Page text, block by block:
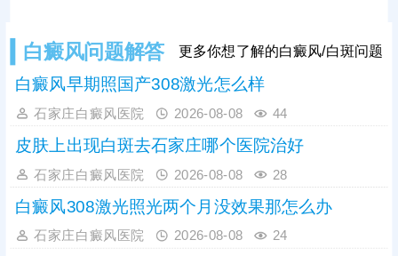
光照射联合治疗，可内外协同作用，
加速黑色素
白癜风问题解答 更多你想了解的白癜风/白斑问题
白癜风早期照国产308激光怎么样
石家庄白癜风医院 2026-08-08 44
皮肤上出现白斑去石家庄哪个医院治好
石家庄白癜风医院 2026-08-08 28
白癜风308激光照光两个月没效果那怎么办
石家庄白癜风医院 2026-08-08 24